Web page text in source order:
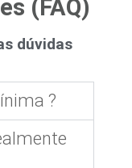
(FAQ)
dúvidas
?